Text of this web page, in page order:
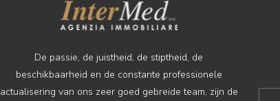
De passie, de juistheid, de stiptheid, de
beschikbaarheid en de constante professionele
actualisering van ons zeer goed gebreide team, zijn de